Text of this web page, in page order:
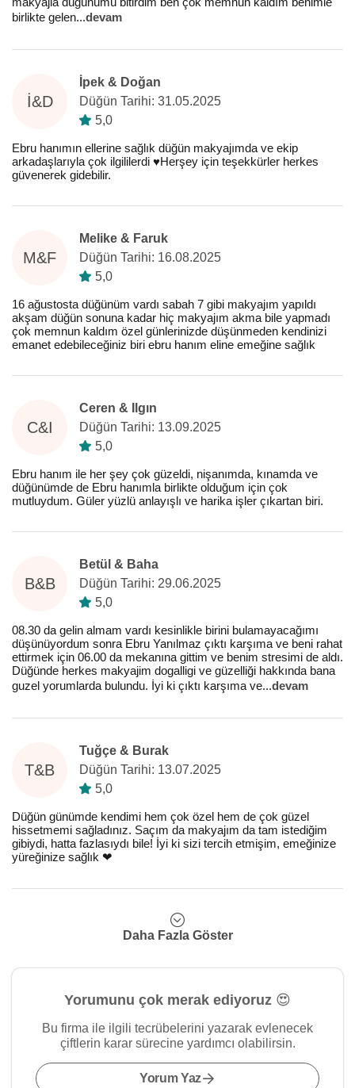
birlikte gelen...devam
İ&D
İpek & Doğan
Düğün Tarihi: 31.05.2025
5,0
Ebru hanımın ellerine sağlık düğün makyajımda ve ekip
arkadaşlarıyla çok ilgililerdi ♥️Herşey için teşekkürler herkes
güvenerek gidebilir.
M&F
Melike & Faruk
Düğün Tarihi: 16.08.2025
5,0
16 ağustosta düğünüm vardı sabah 7 gibi makyajım yapıldı
akşam düğün sonuna kadar hiç makyajım akma bile yapmadı
çok memnun kaldım özel günlerinizde düşünmeden kendinizi
emanet edebileceğiniz biri ebru hanım eline emeğine sağlık
C&I
Ceren & Ilgın
Düğün Tarihi: 13.09.2025
5,0
Ebru hanım ile her şey çok güzeldi, nişanımda, kınamda ve
düğünümde de Ebru hanımla birlikte olduğum için çok
mutluydum. Güler yüzlü anlayışlı ve harika işler çıkartan biri.
B&B
Betül & Baha
Düğün Tarihi: 29.06.2025
5,0
08.30 da gelin almam vardı kesinlikle birini bulamayacağımı
düşünüyordum sonra Ebru Yanılmaz çıktı karşıma ve beni rahat
ettirmek için 06.00 da mekanına gittim ve benim stresimi de aldı.
Düğünde herkes makyajim dogalligi ve güzelliği hakkında bana
guzel yorumlarda bulundu. İyi ki çıktı karşıma ve...devam
T&B
Tuğçe & Burak
Düğün Tarihi: 13.07.2025
5,0
Düğün günümde kendimi hem çok özel hem de çok güzel
hissetmemi sağladınız. Saçım da makyajım da tam istediğim
gibiydi, hatta fazlasıydı bile! İyi ki sizi tercih etmişim, emeğinize
yüreğinize sağlık ❤️
Daha Fazla Göster
Yorumunu çok merak ediyoruz 😍
Bu firma ile ilgili tecrübelerini yazarak evlenecek
çiftlerin karar sürecine yardımcı olabilirsin.
Yorum Yaz